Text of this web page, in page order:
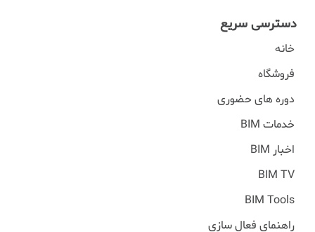
دسترسی سریع
خانه
فروشگاه
دوره های حضوری
خدمات BIM
اخبار BIM
BIM TV
BIM Tools
راهنمای فعال سازی